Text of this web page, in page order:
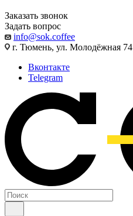
Заказать звонок
Задать вопрос
info@sok.coffee
г. Тюмень, ул. Молодёжная 74
Вконтакте
Telegram